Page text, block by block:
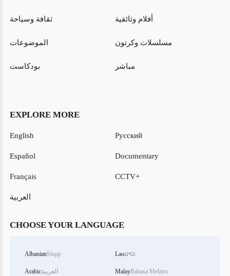
ثقافة وسياحة أفلام وثائقية
الموضوعات مسلسلات وكرتون
بودكاست مباشر
EXPLORE MORE
English
Español
Français
العربية
Русский
Documentary
CCTV+
CHOOSE YOUR LANGUAGE
AlbanianShqip
Arabicالعربية
Laoລາວ
MalayBahasa Melayu